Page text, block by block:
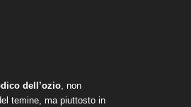
dell’ozio, non
temine, ma piuttosto in